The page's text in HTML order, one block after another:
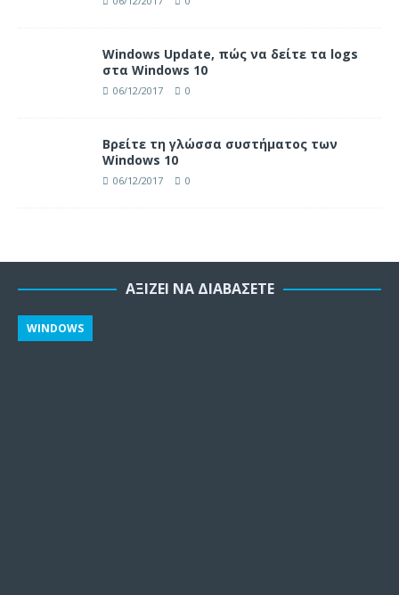
Windows Update, πώς να δείτε τα logs
στα Windows 10
06/12/2017 0
Βρείτε τη γλώσσα συστήματος των
Windows 10
06/12/2017 0
ΑΞΊΖΕΙ ΝΑ ΔΙΑΒΆΣΕΤΕ
WINDOWS